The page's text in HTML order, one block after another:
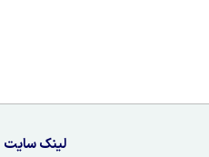
لینک سایت